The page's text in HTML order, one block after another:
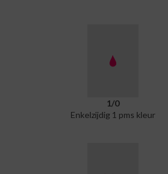
1/0
Enkelzijdig 1 pms kleur